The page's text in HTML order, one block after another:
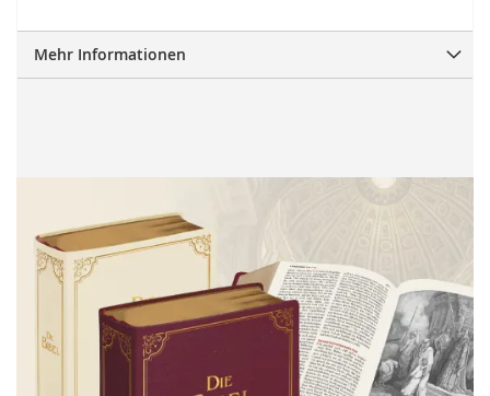
Mehr Informationen